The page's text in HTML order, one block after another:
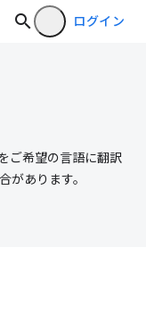
ログイン
ご希望の言語に翻訳
があります。